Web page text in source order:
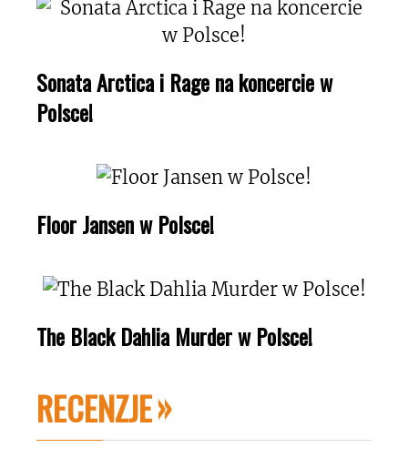
Sonata Arctica i Rage na koncercie w
Polsce!
Floor Jansen w Polsce!
The Black Dahlia Murder w Polsce!
RECENZJE